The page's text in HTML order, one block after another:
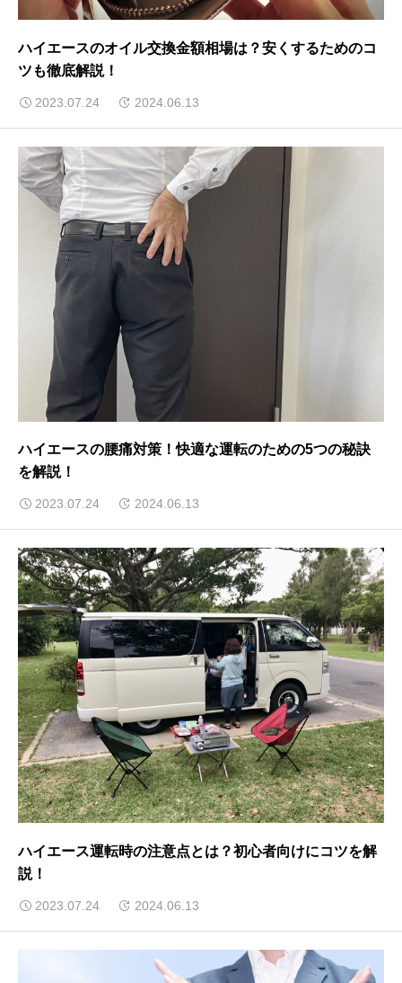
ハイエースのオイル交換金額相場は？安くするためのコ
ツも徹底解説！
2023.07.24 2024.06.13
ハイエースの腰痛対策！快適な運転のための5つの秘訣
を解説！
2023.07.24 2024.06.13
ハイエース運転時の注意点とは？初心者向けにコツを解
説！
2023.07.24 2024.06.13